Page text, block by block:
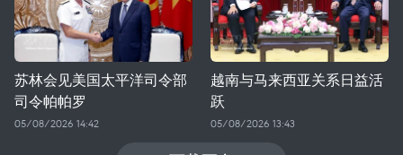
苏林会见美国太平洋司令部
司令帕帕罗
05/08/2026 14:42
越南与马来西亚关系日益活
跃
05/08/2026 13:43